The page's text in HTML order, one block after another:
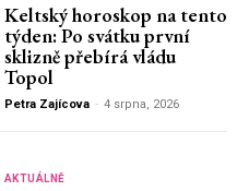
Keltský horoskop na tento
týden: Po svátku první
sklizně přebírá vládu
Topol
Petra Zajícova - 4 srpna, 2026
AKTUÁLNĚ